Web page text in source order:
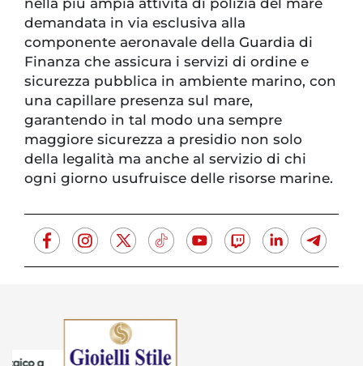
demandata in via esclusiva alla
componente aeronavale della Guardia di
Finanza che assicura i servizi di ordine e
sicurezza pubblica in ambiente marino, con
una capillare presenza sul mare,
garantendo in tal modo una sempre
maggiore sicurezza a presidio non solo
della legalità ma anche al servizio di chi
ogni giorno usufruisce delle risorse marine.